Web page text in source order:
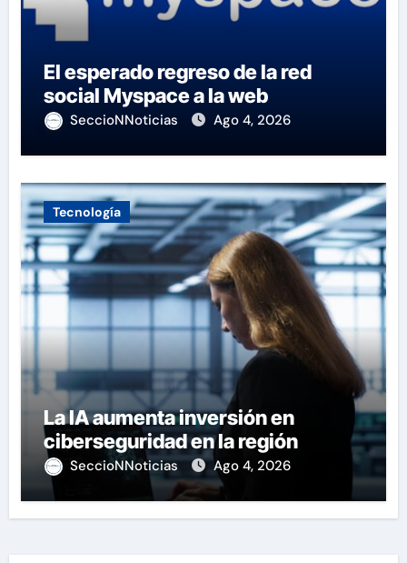
El esperado regreso de la red
social Myspace a la web
SeccioNNoticias Ago 4, 2026
Tecnología
La IA aumenta inversión en
ciberseguridad en la región
SeccioNNoticias Ago 4, 2026